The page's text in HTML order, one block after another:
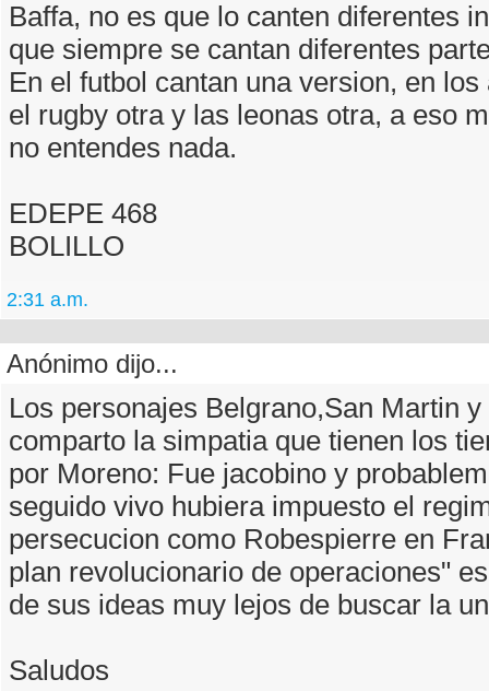
Baffa, no es que lo canten diferentes
que siempre se cantan diferentes
En el futbol cantan una version, en
el rugby otra y las leonas otra, a eso
no entendes nada.
EDEPE 468
BOLILLO
2:31 a.m.
Anónimo dijo...
Los personajes Belgrano,San Martin
comparto la simpatia que tienen los
por Moreno: Fue jacobino y
seguido vivo hubiera impuesto el
persecucion como Robespierre en
plan revolucionario de operaciones"
de sus ideas muy lejos de buscar la
Saludos